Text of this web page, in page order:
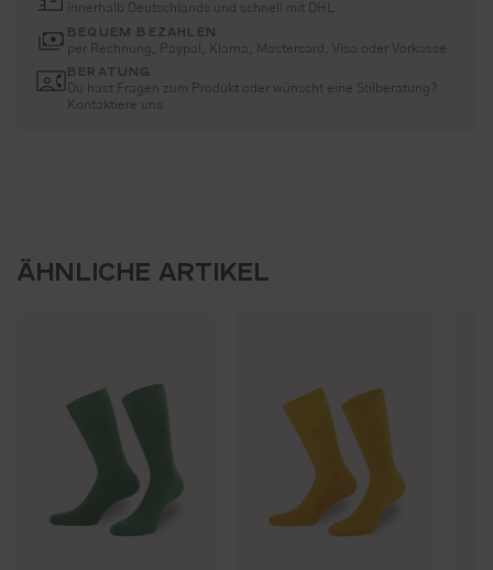
innerhalb Deutschlands und schnell mit DHL
BEQUEM BEZAHLEN
per Rechnung, Paypal, Klarna, Mastercard, Visa oder Vorkasse
BERATUNG
Du hast Fragen zum Produkt oder wünscht eine Stilberatung?
Kontaktiere uns
ÄHNLICHE ARTIKEL